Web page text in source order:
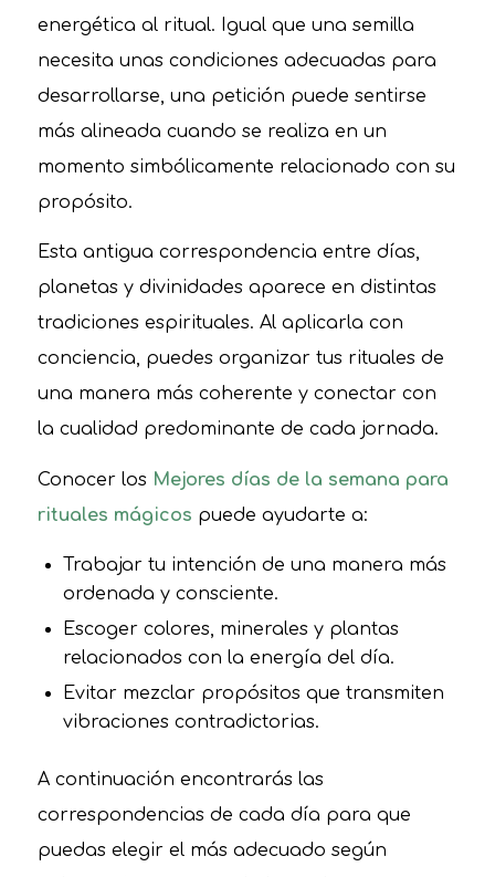
energética al ritual. Igual que una semilla
necesita unas condiciones adecuadas para
desarrollarse, una petición puede sentirse
más alineada cuando se realiza en un
momento simbólicamente relacionado con su
propósito.
Esta antigua correspondencia entre días,
planetas y divinidades aparece en distintas
tradiciones espirituales. Al aplicarla con
conciencia, puedes organizar tus rituales de
una manera más coherente y conectar con
la cualidad predominante de cada jornada.
Conocer los Mejores días de la semana para
rituales mágicos puede ayudarte a:
Trabajar tu intención de una manera más
ordenada y consciente.
Escoger colores, minerales y plantas
relacionados con la energía del día.
Evitar mezclar propósitos que transmiten
vibraciones contradictorias.
A continuación encontrarás las
correspondencias de cada día para que
puedas elegir el más adecuado según